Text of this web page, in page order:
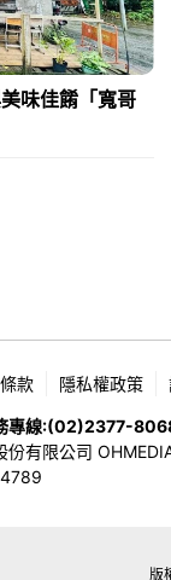
味佳餚「寬哥
款 隱私權政策
專線:(02)2377-
份有限公司
版